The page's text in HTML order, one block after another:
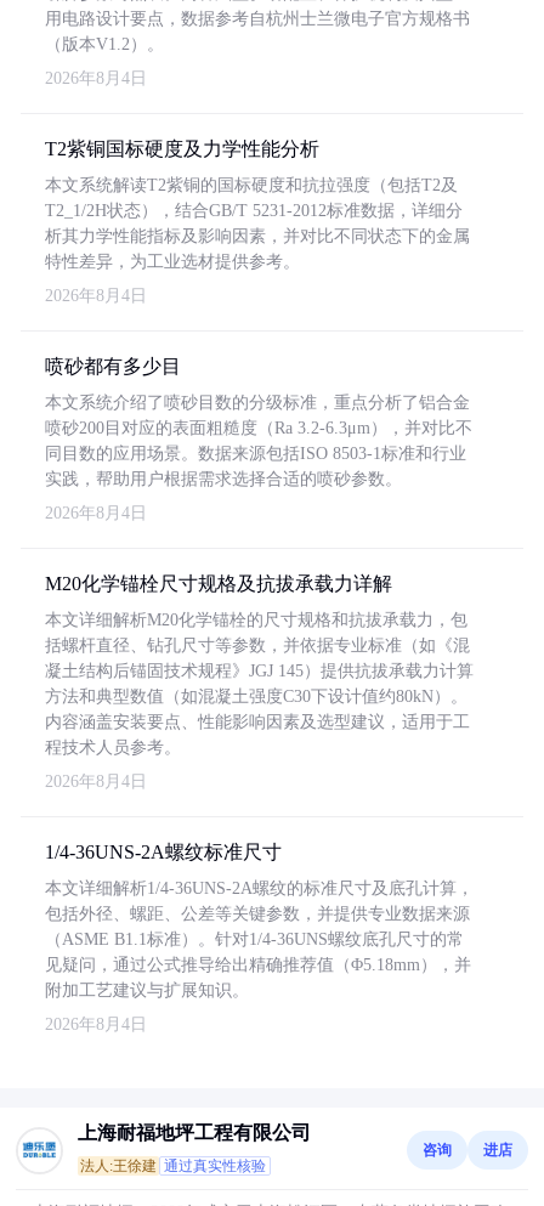
用电路设计要点，数据参考自杭州士兰微电子官方规格书
（版本V1.2）。
2026年8月4日
T2紫铜国标硬度及力学性能分析
本文系统解读T2紫铜的国标硬度和抗拉强度（包括T2及
T2_1/2H状态），结合GB/T 5231-2012标准数据，详细分
析其力学性能指标及影响因素，并对比不同状态下的金属
特性差异，为工业选材提供参考。
2026年8月4日
喷砂都有多少目
本文系统介绍了喷砂目数的分级标准，重点分析了铝合金
喷砂200目对应的表面粗糙度（Ra 3.2-6.3μm），并对比不
同目数的应用场景。数据来源包括ISO 8503-1标准和行业
实践，帮助用户根据需求选择合适的喷砂参数。
2026年8月4日
M20化学锚栓尺寸规格及抗拔承载力详解
本文详细解析M20化学锚栓的尺寸规格和抗拔承载力，包
括螺杆直径、钻孔尺寸等参数，并依据专业标准（如《混
凝土结构后锚固技术规程》JGJ 145）提供抗拔承载力计算
方法和典型数值（如混凝土强度C30下设计值约80kN）。
内容涵盖安装要点、性能影响因素及选型建议，适用于工
程技术人员参考。
2026年8月4日
1/4-36UNS-2A螺纹标准尺寸
本文详细解析1/4-36UNS-2A螺纹的标准尺寸及底孔计算，
包括外径、螺距、公差等关键参数，并提供专业数据来源
（ASME B1.1标准）。针对1/4-36UNS螺纹底孔尺寸的常
见疑问，通过公式推导给出精确推荐值（Φ5.18mm），并
附加工艺建议与扩展知识。
2026年8月4日
上海耐福地坪工程有限公司
法人:王徐建 通过真实性核验
咨询 进店